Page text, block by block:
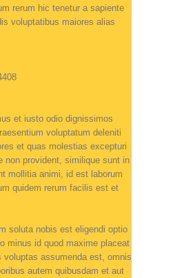
rerum hic tenetur a sapiente
voluptatibus maiores alias
et iusto odio dignissimos
voluptatum deleniti
et quas molestias excepturi
non provident, similique sunt in
mollitia animi, id est laborum
quidem rerum facilis est et
soluta nobis est eligendi optio
minus id quod maxime placeat
assumenda est, omnis
autem quibusdam et aut